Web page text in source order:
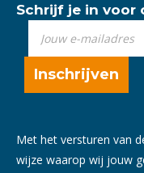
Schrijf je in voor
Met het versturen van
wijze waarop wij jouw